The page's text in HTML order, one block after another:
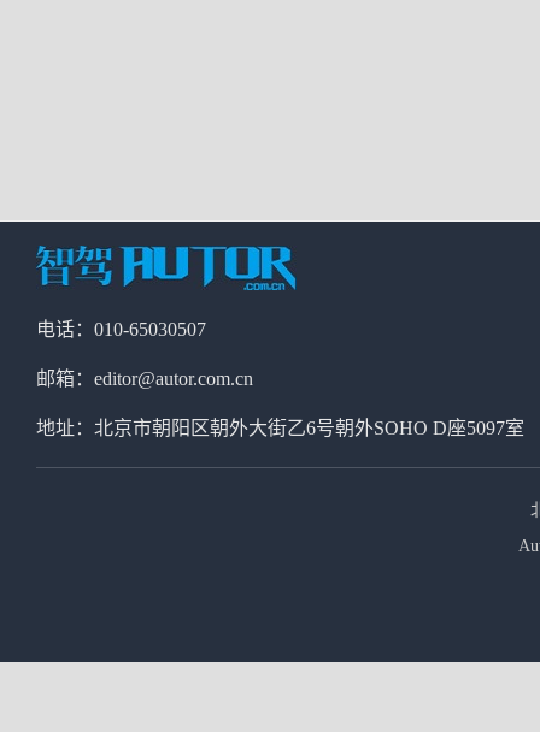
电话：010-65030507
邮箱：editor@autor.com.cn
地址：北京市朝阳区朝外大街乙6号朝外SOHO D座5097室